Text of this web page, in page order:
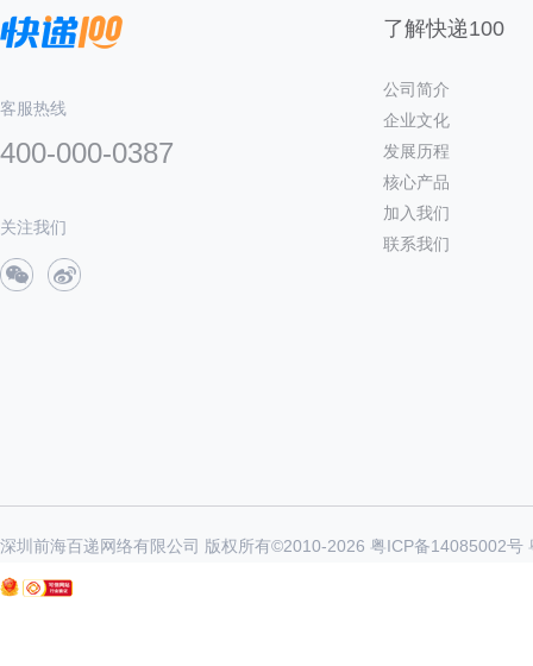
客服热线
400-000-0387
关注我们
了解快递100
公司简介
企业文化
发展历程
核心产品
加入我们
联系我们
深圳前海百递网络有限公司 版权所有©2010-2026 粤ICP备14085002号